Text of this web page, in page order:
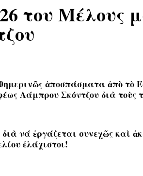
του Μέλους
ἀποσπάσματα ἀπὸ
Λάμπρου Σκόντζου διὰ τοὺς
νά ἐργάζεται συνεχῶς καὶ
ἐλάχιστοι!